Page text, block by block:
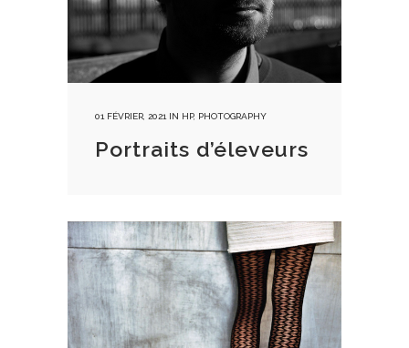
01 FÉVRIER, 2021 IN HP, PHOTOGRAPHY
Portraits d’éleveurs